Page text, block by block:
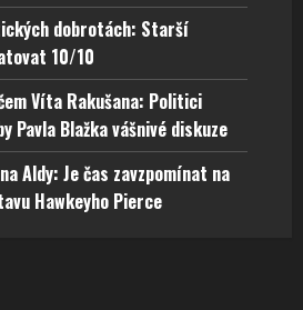
dobrotách: Starší
10/10
Víta Rakušana: Politici
Pavla Blažka vášnivé diskuze
Aldy: Je čas zavzpomínat na
Hawkeyho Pierce